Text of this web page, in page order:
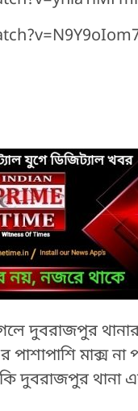
গেলে দুবরাজপুর
মাক্স
দুবরাজপুর